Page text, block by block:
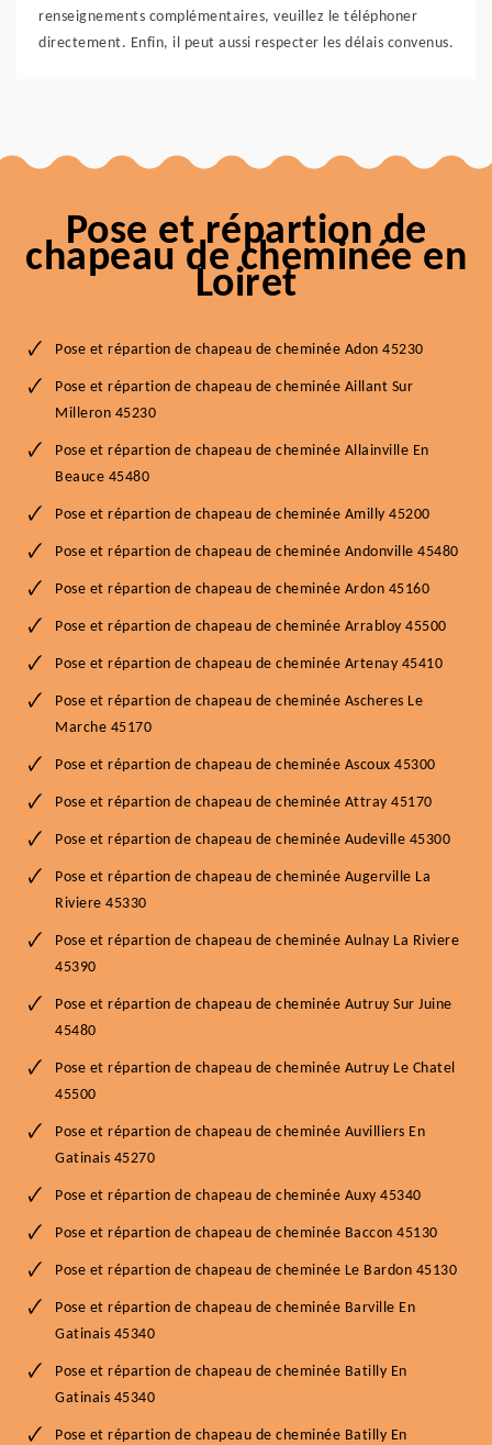
renseignements complémentaires, veuillez le téléphoner
directement. Enfin, il peut aussi respecter les délais convenus.
Pose et répartion de
chapeau de cheminée en
Loiret
Pose et répartion de chapeau de cheminée Adon 45230
Pose et répartion de chapeau de cheminée Aillant Sur
Milleron 45230
Pose et répartion de chapeau de cheminée Allainville En
Beauce 45480
Pose et répartion de chapeau de cheminée Amilly 45200
Pose et répartion de chapeau de cheminée Andonville 45480
Pose et répartion de chapeau de cheminée Ardon 45160
Pose et répartion de chapeau de cheminée Arrabloy 45500
Pose et répartion de chapeau de cheminée Artenay 45410
Pose et répartion de chapeau de cheminée Ascheres Le
Marche 45170
Pose et répartion de chapeau de cheminée Ascoux 45300
Pose et répartion de chapeau de cheminée Attray 45170
Pose et répartion de chapeau de cheminée Audeville 45300
Pose et répartion de chapeau de cheminée Augerville La
Riviere 45330
Pose et répartion de chapeau de cheminée Aulnay La Riviere
45390
Pose et répartion de chapeau de cheminée Autruy Sur Juine
45480
Pose et répartion de chapeau de cheminée Autruy Le Chatel
45500
Pose et répartion de chapeau de cheminée Auvilliers En
Gatinais 45270
Pose et répartion de chapeau de cheminée Auxy 45340
Pose et répartion de chapeau de cheminée Baccon 45130
Pose et répartion de chapeau de cheminée Le Bardon 45130
Pose et répartion de chapeau de cheminée Barville En
Gatinais 45340
Pose et répartion de chapeau de cheminée Batilly En
Gatinais 45340
Pose et répartion de chapeau de cheminée Batilly En